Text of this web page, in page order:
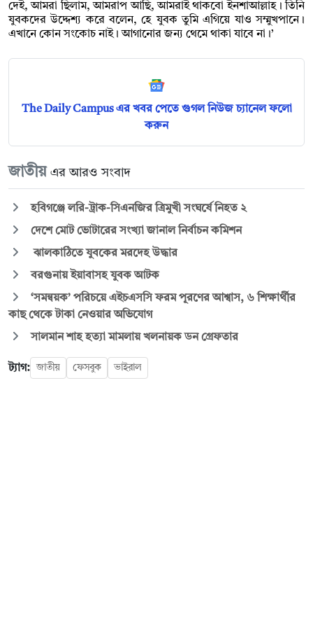
দেই, আমরা ছিলাম, আমরাপ আছি, আমরাই থাকবো ইনশাআল্লাহ। তিনি
যুবকদের উদ্দেশ্য করে বলেন, হে যুবক তুমি এগিয়ে যাও সম্মুখপানে।
এখানে কোন সংকোচ নাই। আগানোর জন্য থেমে থাকা যাবে না।’
The Daily Campus এর খবর পেতে গুগল নিউজ চ্যানেল ফলো
করুন
জাতীয় এর আরও সংবাদ
হবিগঞ্জে লরি-ট্রাক-সিএনজির ত্রিমুখী সংঘর্ষে নিহত ২
দেশে মোট ভোটারের সংখ্যা জানাল নির্বাচন কমিশন
ঝালকাঠিতে যুবকের মরদেহ উদ্ধার
বরগুনায় ইয়াবাসহ যুবক আটক
‘সমন্বয়ক’ পরিচয়ে এইচএসসি ফরম পূরণের আশ্বাস, ৬ শিক্ষার্থীর
কাছ থেকে টাকা নেওয়ার অভিযোগ
সালমান শাহ হত্যা মামলায় খলনায়ক ডন গ্রেফতার
ট্যাগ: জাতীয় ফেসবুক ভাইরাল